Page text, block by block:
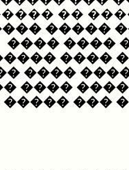
��� ���� -
�����
�������
�������
����
�� ����